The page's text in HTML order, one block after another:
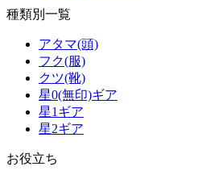
種類別一覧
アタマ(頭)
フク(服)
クツ(靴)
星0(無印)ギア
星1ギア
星2ギア
お役立ち